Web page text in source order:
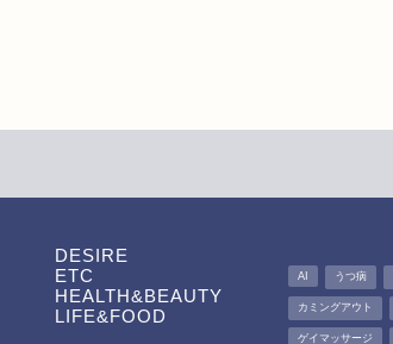
DESIRE
ETC
HEALTH&BEAUTY
LIFE&FOOD
AI うつ病
カミングアウト
ゲイマッサージ